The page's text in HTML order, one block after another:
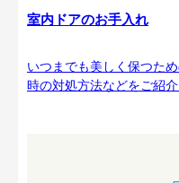
室内ドアのお手入れ
いつまでも美しく保つた
時の対処方法などをご紹介